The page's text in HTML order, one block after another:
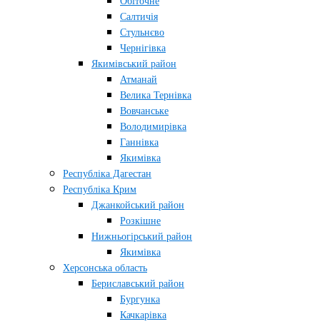
Салтичія
Стульнєво
Чернігівка
Якимівський район
Атманай
Велика Тернівка
Вовчанське
Володимирівка
Ганнівка
Якимівка
Республіка Дагестан
Республіка Крим
Джанкойський район
Розкішне
Нижньогірський район
Якимівка
Херсонська область
Бериславський район
Бургунка
Качкарівка